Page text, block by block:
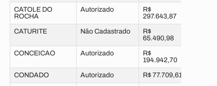
CATOLE DO
ROCHA
Autorizado
R$
297.643,87
CATURITE Não Cadastrado
R$
65.490,98
CONCEICAO Autorizado
R$
194.942,70
CONDADO Autorizado R$ 77.709,61